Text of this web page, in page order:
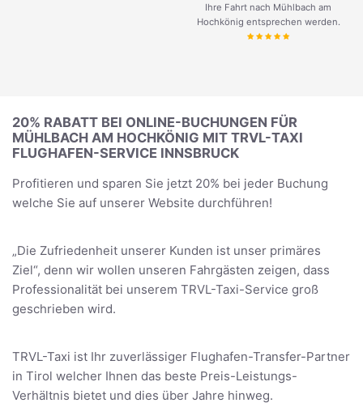
Ihre Fahrt nach Mühlbach am
Hochkönig entsprechen werden.
20% RABATT BEI ONLINE-BUCHUNGEN FÜR
MÜHLBACH AM HOCHKÖNIG MIT TRVL-TAXI
FLUGHAFEN-SERVICE INNSBRUCK
Profitieren und sparen Sie jetzt 20% bei jeder Buchung
welche Sie auf unserer Website durchführen!
„Die Zufriedenheit unserer Kunden ist unser primäres
Ziel“, denn wir wollen unseren Fahrgästen zeigen, dass
Professionalität bei unserem TRVL-Taxi-Service groß
geschrieben wird.
TRVL-Taxi ist Ihr zuverlässiger Flughafen-Transfer-Partner
in Tirol welcher Ihnen das beste Preis-Leistungs-
Verhältnis bietet und dies über Jahre hinweg.